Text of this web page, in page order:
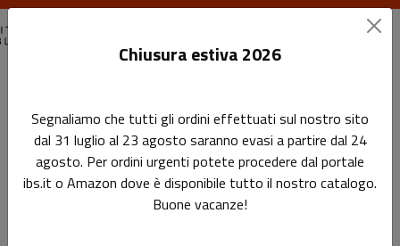
Tutti i Libri
Chiusura estiva 2026
Segnaliamo che tutti gli ordini effettuati sul nostro sito
dal 31 luglio al 23 agosto saranno evasi a partire dal 24
agosto. Per ordini urgenti potete procedere dal portale
ibs.it o Amazon dove è disponibile tutto il nostro catalogo.
Buone vacanze!